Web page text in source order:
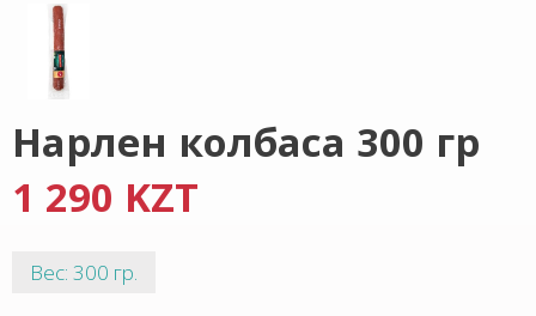
Нарлен колбаса 300 гр
1 290 KZT
Вес: 300 гр.